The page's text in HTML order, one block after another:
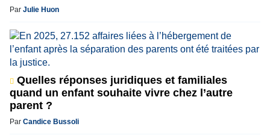
Par Julie Huon
Quelles réponses juridiques et familiales
quand un enfant souhaite vivre chez l’autre
parent ?
Par Candice Bussoli